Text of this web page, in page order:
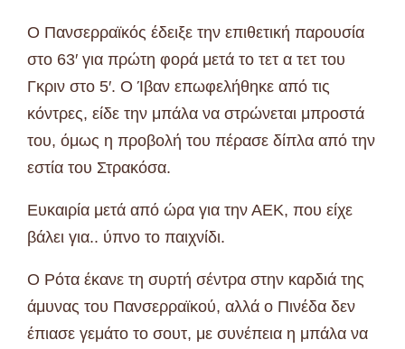
Ο Πανσερραϊκός έδειξε την επιθετική παρουσία
στο 63′ για πρώτη φορά μετά το τετ α τετ του
Γκριν στο 5′. Ο Ίβαν επωφελήθηκε από τις
κόντρες, είδε την μπάλα να στρώνεται μπροστά
του, όμως η προβολή του πέρασε δίπλα από την
εστία του Στρακόσα.
Ευκαιρία μετά από ώρα για την ΑΕΚ, που είχε
βάλει για.. ύπνο το παιχνίδι.
Ο Ρότα έκανε τη συρτή σέντρα στην καρδιά της
άμυνας του Πανσερραϊκού, αλλά ο Πινέδα δεν
έπιασε γεμάτο το σουτ, με συνέπεια η μπάλα να